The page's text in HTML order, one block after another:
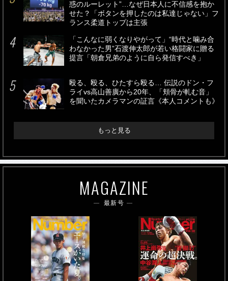
惑のルーレット”…なぜ日本人に不信感を抱か
せた？「ボタンを押したのは私達じゃない」フ
ランス柔道トップは主張
「こんなに弱くなりやがって」“時代と噛み合
わなかった男”石渡伸太郎が若い格闘家に贈る
提言「朝倉兄弟のように自ら発信すべき」
殴る、殴る、ひたすら殴る… 伝説のドン・フ
ライvs高山善廣から20年、「頬骨が軋む音」
を聞いたカメラマンの証言《本人コメントも》
もっと見る
MAGAZINE
最新号